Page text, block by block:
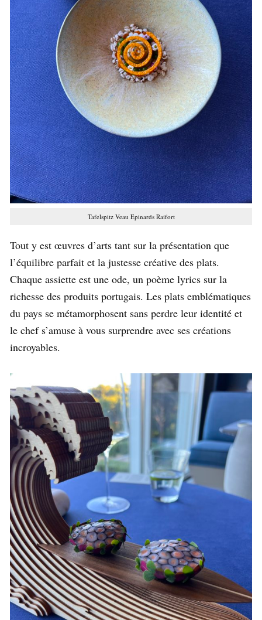
Tafelspitz Veau Epinards Raifort
Tout y est œuvres d’arts tant sur la présentation que
l’équilibre parfait et la justesse créative des plats.
Chaque assiette est une ode, un poème lyrics sur la
richesse des produits portugais. Les plats emblématiques
du pays se métamorphosent sans perdre leur identité et
le chef s’amuse à vous surprendre avec ses créations
incroyables.